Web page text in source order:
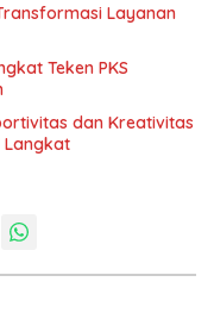
Layanan
Teken PKS
dan Kreativitas
Langkat